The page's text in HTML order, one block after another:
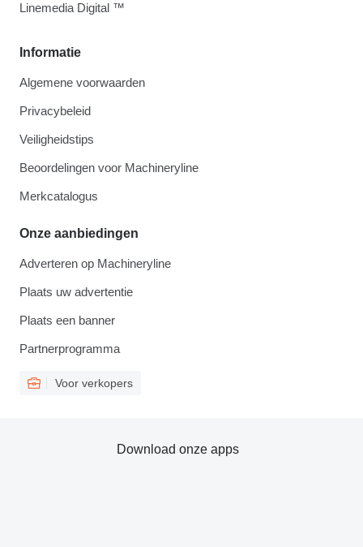
Informatie
Algemene voorwaarden
Privacybeleid
Veiligheidstips
Beoordelingen voor Machineryline
Merkcatalogus
Onze aanbiedingen
Adverteren op Machineryline
Plaats uw advertentie
Plaats een banner
Partnerprogramma
Voor verkopers
Linemedia Digital ™
Download onze apps